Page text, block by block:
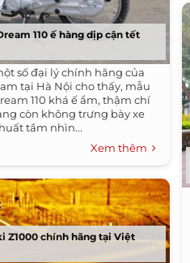
110 ế hàng dịp cận tết
số đại lý chính hãng của
tại Hà Nội cho thấy, mẫu
110 khá ế ẩm, thậm chí
còn không trưng bày xe
tầm nhìn...
Xem thêm
Z1000 chính hãng tại Việt